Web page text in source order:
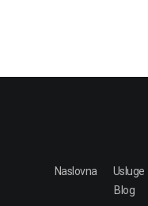
Naslovna Usluge
Blog